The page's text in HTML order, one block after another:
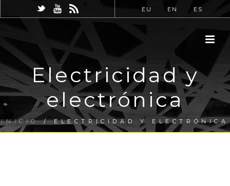
EU EN ES
Electricidad y
electrónica
INICIO/ELECTRICIDAD Y ELECTRÓNICA